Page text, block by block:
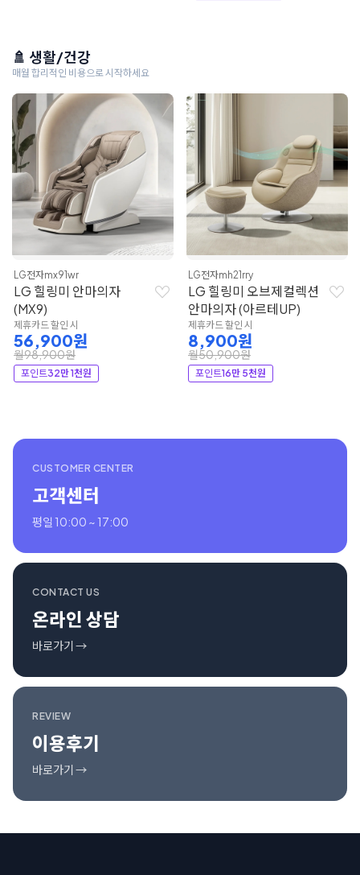
🚿 생활/건강
매월 합리적인 비용으로 시작하세요
LG전자mx91wr
LG 힐링미 안마의자
(MX9)
제휴카드 할인 시
56,900원
월98,900원
포인트32만 1천원
LG전자mh21rry
LG 힐링미 오브제컬렉션
안마의자 (아르테UP)
제휴카드 할인 시
8,900원
월50,900원
포인트16만 5천원
CUSTOMER CENTER
고객센터
평일 10:00 ~ 17:00
CONTACT US
온라인 상담
바로가기 →
REVIEW
이용후기
바로가기 →